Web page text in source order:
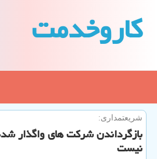
كاروخدمت
شریعتمداری:
بازگرداندن شركت های واگذار
نیست